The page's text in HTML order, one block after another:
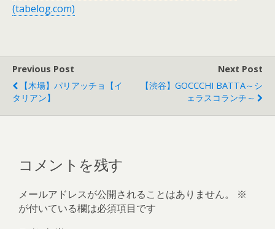
(tabelog.com)
Previous Post
【木場】パリアッチョ【イ
タリアン】
Next Post
【渋谷】GOCCCHI BATTA～シ
ェラスコランチ～
コメントを残す
メールアドレスが公開されることはありません。
※
が付いている欄は必須項目です